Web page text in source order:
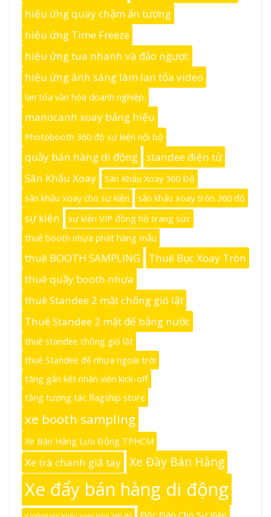
hiệu ứng quay chậm ấn tượng
hiệu ứng Time Freeze
hiệu ứng tua nhanh và đảo ngược
hiệu ứng ánh sáng làm lan tỏa video
lan tỏa văn hóa doanh nghiệp.
manocanh xoay bảng hiệu
Photobooth 360 độ sự kiện nội bộ
quầy bán hàng di động
standee điện tử
Sân Khấu Xoay
Sân Khấu Xoay 360 Độ
sân khấu xoay cho sự kiện
sân khấu xoay tròn 360 độ
sự kiện
sự kiện VIP đồng hồ trang sức
thuê booth nhựa phát hàng mẫu
thuê BOOTH SAMPLING
Thuê Bục Xoay Tròn
thuê quầy booth nhựa
thuê Standee 2 mặt chống gió lật
Thuê Standee 2 mặt đế bằng nước
thuê standee chống gió lật
thuê Standee đế nhựa ngoài trời
tăng gắn kết nhân viên kick-off
tăng tương tác flagship store
xe booth sampling
Xe Bán Hàng Lưu Động TPHCM
Xe trà chanh giã tay Xe Đầy Bán Hàng
Xe đẩy bán hàng di động